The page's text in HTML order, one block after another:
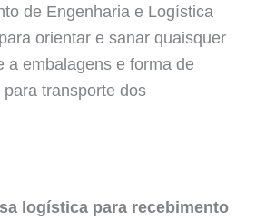
de Engenharia e Logística
orientar e sanar quaisquer
a embalagens e forma de
transporte dos
logística para recebimento